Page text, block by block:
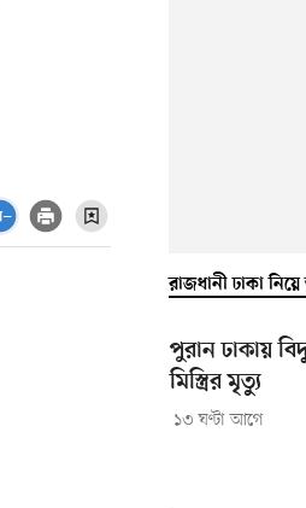
রাজধানী ঢাকা
পুরান ঢাকায়
মিস্ত্রির মৃত্যু
১৩ ঘণ্টা আগে